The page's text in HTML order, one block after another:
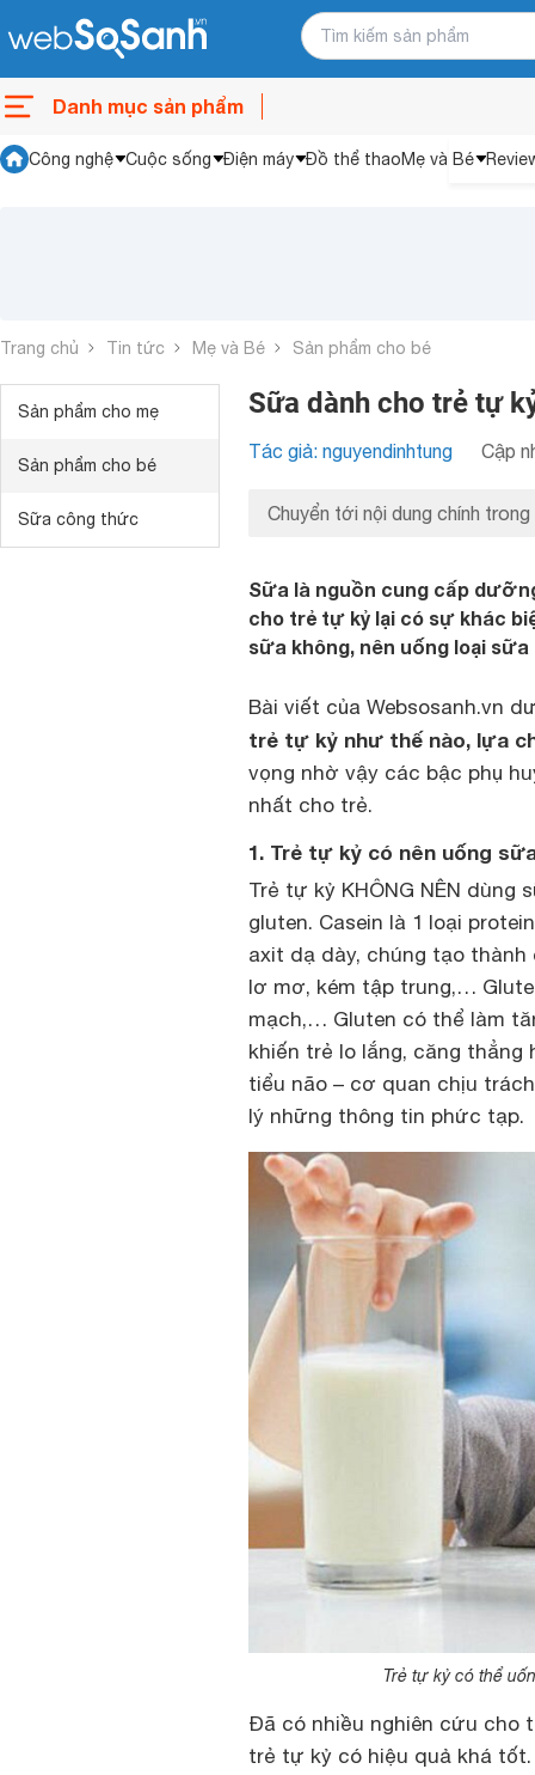
Danh mục sản phẩm
Công nghệ Cuộc sống Điện máy Đồ thể thaoMẹ và Bé
Trang chủ Tin tức Mẹ và Bé Sản phẩm cho bé
Sản phẩm cho mẹ
Sản phẩm cho bé
Sữa công thức
Sữa dành cho trẻ tự
Tác giả: nguyendinhtung Cập
Chuyển tới nội dung chính trong
Sữa là nguồn cung cấp
cho trẻ tự kỷ lại có sự khác
sữa không, nên uống loại
Bài viết của Websosanh.vn
trẻ tự kỷ như thế nào, lựa
vọng nhờ vậy các bậc phụ
nhất cho trẻ.
1. Trẻ tự kỷ có nên uống
Trẻ tự kỷ KHÔNG NÊN
gluten. Casein là 1 loại
axit dạ dày, chúng tạo
lơ mơ, kém tập trung,…
mạch,… Gluten có thể làm
khiến trẻ lo lắng, căng
tiểu não – cơ quan chịu
lý những thông tin phức tạp.
Trẻ tự kỷ có thể
Đã có nhiều nghiên cứu cho
trẻ tự kỷ có hiệu quả khá tốt.